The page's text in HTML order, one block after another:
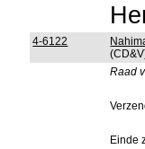
4-6122
Raad
Einde